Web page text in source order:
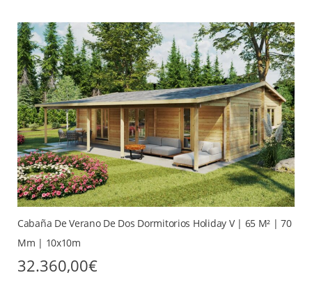
Cabaña De Verano De Dos Dormitorios Holiday V | 65 M² | 70
Mm | 10x10m
32.360,00€